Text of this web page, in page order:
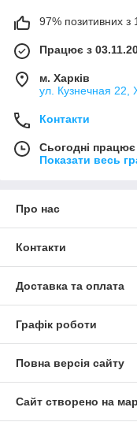
97% позитивних з
Працює з
м. Харків
ул. Кузнечная 22,
Контакти
Сьогодні
Показати весь
Про нас
Контакти
Доставка та оплата
Графік роботи
Повна версія сайту
Сайт створено на